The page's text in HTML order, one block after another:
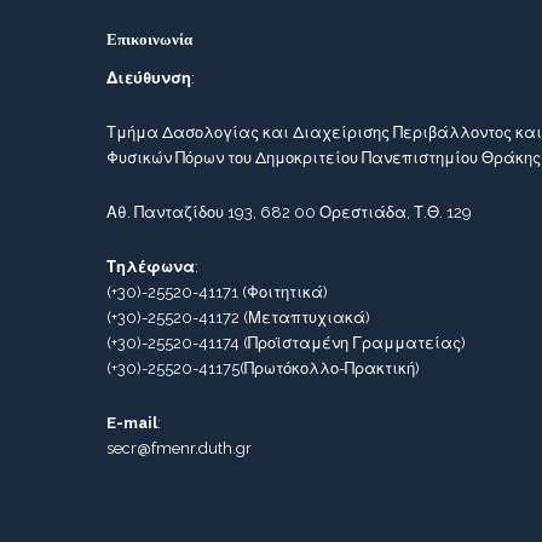
Επικοινωνία
Διεύθυνση:
Τμήμα Δασολογίας και Διαχείρισης Περιβάλλοντος και
Φυσικών Πόρων του Δημοκριτείου Πανεπιστημίου
Αθ. Πανταζίδου 193, 682 00 Ορεστιάδα, Τ.Θ. 129
Τηλέφωνα:
(+30)-25520-41171(Φοιτητικά)
(+30)-25520-41172 (Μεταπτυχιακά)
(+30)-25520-41174 (Προϊσταμένη Γραμματείας)
(+30)-25520-41175(Πρωτόκολλο-Πρακτική)
E-mail:
secr@fmenr.duth.gr